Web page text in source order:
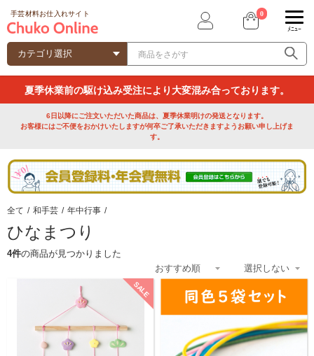
手芸材料お仕入れサイト 0
ﾒﾆｭｰ
夏季休業前の駆け込み受注により大変混み合っております。
6日以降にご注文いただいた商品は、夏季休業明けの発送となります。
お客様にはご不便をおかけいたしますが何卒ご了承いただきますようお願い申し上げま
す。
全て / 和手芸 / 年中行事 /
ひなまつり
4件の商品が見つかりました
SALE